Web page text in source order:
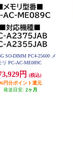
SO-DIMM PC4-25600 メ
リ PC-AC-ME089C
円
(税込)
円分ポイント還元
発送目安: 2ヶ月